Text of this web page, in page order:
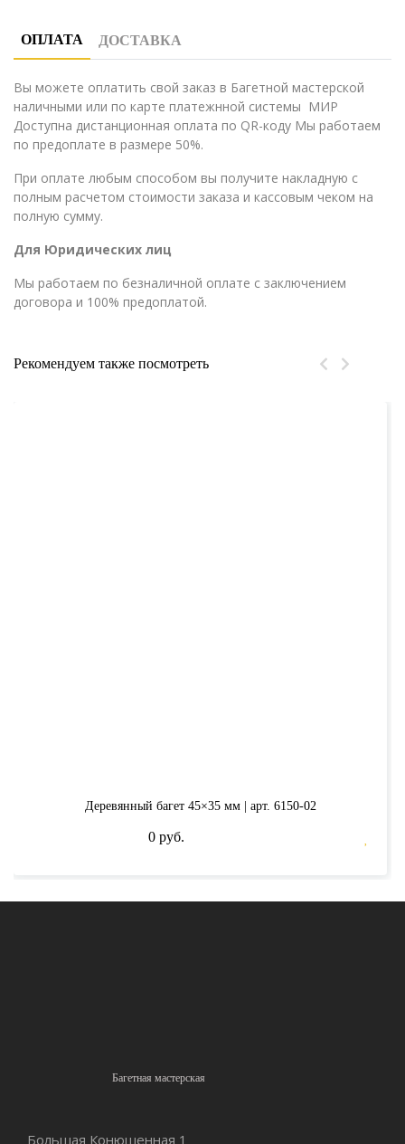
ОПЛАТА ДОСТАВКА
Вы можете оплатить свой заказ в Багетной мастерской
наличными или по карте платежнной системы МИР
Доступна дистанционная оплата по QR-коду Мы работаем
по предоплате в размере 50%.
При оплате любым способом вы получите накладную с
полным расчетом стоимости заказа и кассовым чеком на
полную сумму.
Для Юридических лиц
Мы работаем по безналичной оплате с заключением
договора и 100% предоплатой.
Рекомендуем также посмотреть
Деревянный багет 45×35 мм | арт. 6150-02
0 руб.
Багетная мастерская
Большая Конюшенная 1